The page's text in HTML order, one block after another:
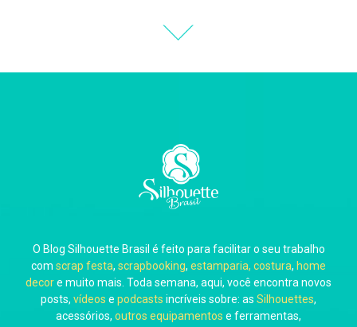
Carla Eschberger
Carol Pessoa
O Blog Silhouette Brasil é feito para facilitar o seu trabalho
com scrap festa, scrapbooking, estamparia, costura, home
decore muito mais. Toda semana, aqui, você encontra novos
posts, vídeos e podcasts incríveis sobre: as Silhouettes,
acessórios, outros equipamentos e ferramentas,